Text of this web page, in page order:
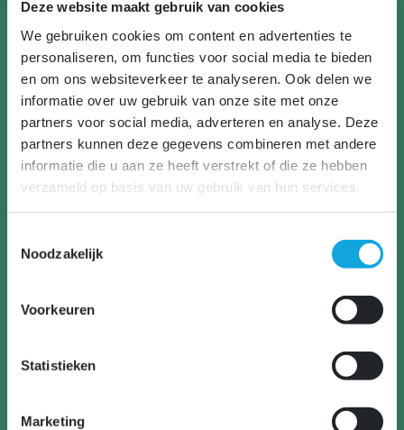
Deze website maakt gebruik van cookies
We gebruiken cookies om content en advertenties te
personaliseren, om functies voor social media te bieden
en om ons websiteverkeer te analyseren. Ook delen we
informatie over uw gebruik van onze site met onze
partners voor social media, adverteren en analyse. Deze
partners kunnen deze gegevens combineren met andere
informatie die u aan ze heeft verstrekt of die ze hebben
verzameld op basis van uw gebruik van hun services.
Noodzakelijk
Voorkeuren
Statistieken
Marketing
Vergroting gebruiksgemak
en blijvend actueel!
De belangrijkste wens van de medewerkers
was het vergroten van het gebruiksgemak
nemen, maar binnen een minuut
is gekeken hoe dit mogelijk kan worden
gemaakt. Door de invoer zoveel mogelijk te
standaardiseren is dit gelukt. Handmatige
invoer (typen) is bij reguliere